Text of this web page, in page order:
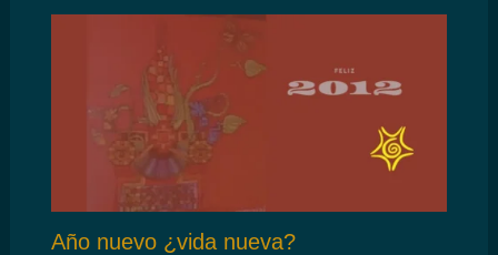
Año nuevo ¿vida nueva?